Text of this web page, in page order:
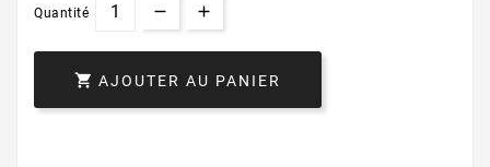
Quantité
 AJOUTER AU PANIER